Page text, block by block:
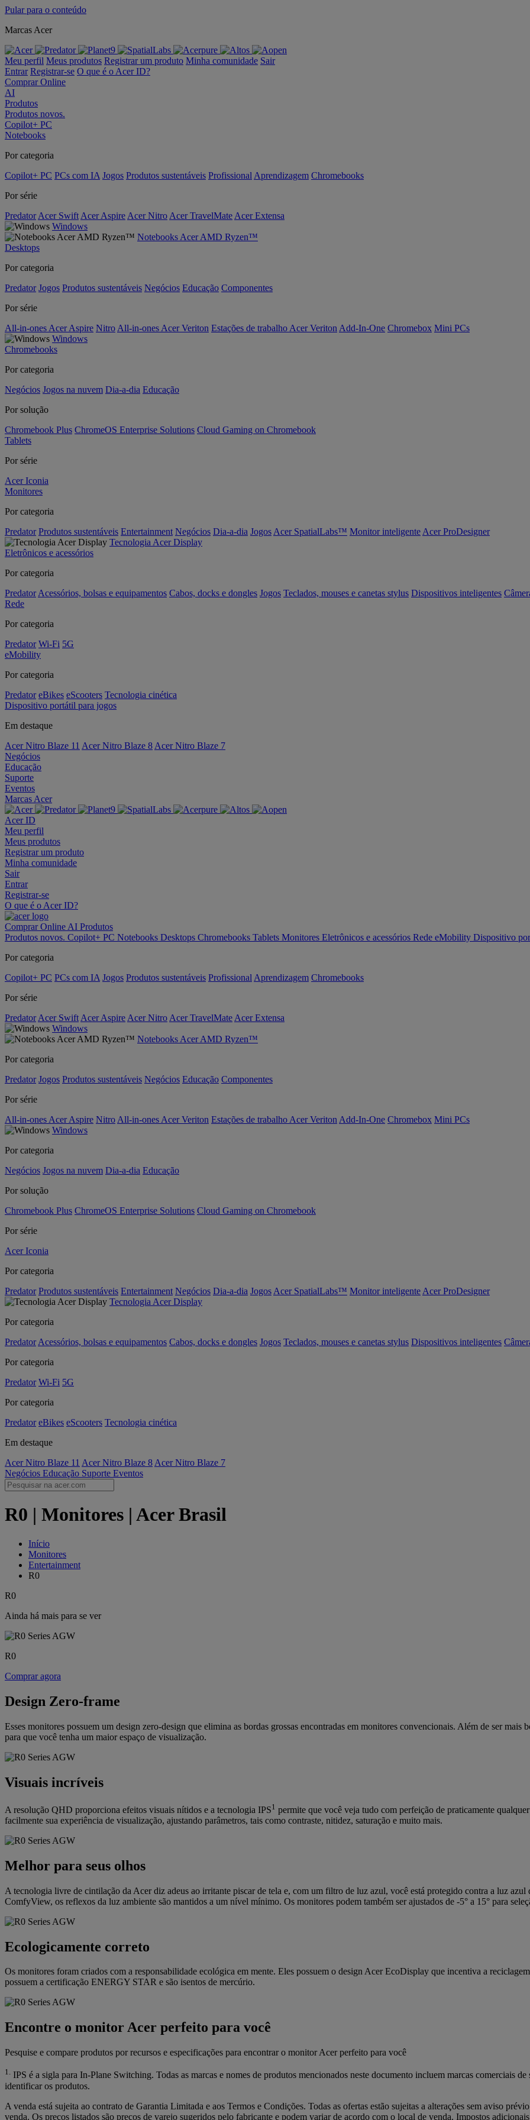
Pular para o conteúdo
Marcas Acer
Meu perfil Meus produtos Registrar um produto Minha comunidade Sair
Entrar Registrar-se O que é o Acer ID?
Comprar Online
AI
Produtos
Produtos novos.
Copilot+ PC
Notebooks
Por categoria
Copilot+ PC PCs com IA Jogos Produtos sustentáveis Profissional Aprendizagem Chromebooks
Por série
Predator Acer Swift Acer Aspire Acer Nitro Acer TravelMate Acer Extensa
Windows
Notebooks Acer AMD Ryzen™
Desktops
Por categoria
Predator Jogos Produtos sustentáveis Negócios Educação Componentes
Por série
All-in-ones Acer Aspire Nitro All-in-ones Acer Veriton Estações de trabalho Acer Veriton Add-In-One Chromebox Mini PCs
Windows
Chromebooks
Por categoria
Negócios Jogos na nuvem Dia-a-dia Educação
Por solução
Chromebook Plus ChromeOS Enterprise Solutions Cloud Gaming on Chromebook
Tablets
Por série
Acer Iconia
Monitores
Por categoria
Predator Produtos sustentáveis Entertainment Negócios Dia-a-dia Jogos Acer SpatialLabs™ Monitor inteligente Acer ProDesigner
Tecnologia Acer Display
Eletrônicos e acessórios
Por categoria
Predator Acessórios, bolsas e equipamentos Cabos, docks e dongles Jogos Teclados, mouses e canetas stylus Dispositivos inteligentes
Rede
Por categoria
Predator Wi-Fi 5G
eMobility
Por categoria
Predator eBikes eScooters Tecnologia cinética
Dispositivo portátil para jogos
Em destaque
Acer Nitro Blaze 11 Acer Nitro Blaze 8 Acer Nitro Blaze 7
Negócios
Educação
Suporte
Eventos
Marcas Acer
Acer ID
Meu perfil
Meus produtos
Registrar um produto
Minha comunidade
Sair
Entrar
Registrar-se
O que é o Acer ID?
Comprar Online AI Produtos
Produtos novos. Copilot+ PC Notebooks Desktops Chromebooks Tablets Monitores Eletrônicos e acessórios Rede eMobility Dispositivo
Por categoria
Copilot+ PC PCs com IA Jogos Produtos sustentáveis Profissional Aprendizagem Chromebooks
Por série
Predator Acer Swift Acer Aspire Acer Nitro Acer TravelMate Acer Extensa
Windows
Notebooks Acer AMD Ryzen™
Por categoria
Predator Jogos Produtos sustentáveis Negócios Educação Componentes
Por série
All-in-ones Acer Aspire Nitro All-in-ones Acer Veriton Estações de trabalho Acer Veriton Add-In-One Chromebox Mini PCs
Windows
Por categoria
Negócios Jogos na nuvem Dia-a-dia Educação
Por solução
Chromebook Plus ChromeOS Enterprise Solutions Cloud Gaming on Chromebook
Por série
Acer Iconia
Por categoria
Predator Produtos sustentáveis Entertainment Negócios Dia-a-dia Jogos Acer SpatialLabs™ Monitor inteligente Acer ProDesigner
Tecnologia Acer Display
Por categoria
Predator Acessórios, bolsas e equipamentos Cabos, docks e dongles Jogos Teclados, mouses e canetas stylus Dispositivos inteligentes
Por categoria
Predator Wi-Fi 5G
Por categoria
Predator eBikes eScooters Tecnologia cinética
Em destaque
Acer Nitro Blaze 11 Acer Nitro Blaze 8 Acer Nitro Blaze 7
Negócios Educação Suporte Eventos
R0 | Monitores | Acer Brasil
Início
Monitores
Entertainment
R0
R0
Ainda há mais para se ver
R0
Comprar agora
Design Zero-frame
Esses monitores possuem um design zero-design que elimina as bordas grossas encontradas em monitores convencionais. Além de ser
para que você tenha um maior espaço de visualização.
Visuais incríveis
A resolução QHD proporciona efeitos visuais nítidos e a tecnologia IPS1 permite que você veja tudo com perfeição de praticamente
facilmente sua experiência de visualização, ajustando parâmetros, tais como contraste, nitidez, saturação e muito mais.
Melhor para seus olhos
A tecnologia livre de cintilação da Acer diz adeus ao irritante piscar de tela e, com um filtro de luz azul, você está protegido contra a luz
ComfyView, os reflexos da luz ambiente são mantidos a um nível mínimo. Os monitores podem também ser ajustados de -5° a 15° para
Ecologicamente correto
Os monitores foram criados com a responsabilidade ecológica em mente. Eles possuem o design Acer EcoDisplay que incentiva a
possuem a certificação ENERGY STAR e são isentos de mercúrio.
Encontre o monitor Acer perfeito para você
Pesquise e compare produtos por recursos e especificações para encontrar o monitor Acer perfeito para você
1. IPS é a sigla para In-Plane Switching. Todas as marcas e nomes de produtos mencionados neste documento incluem marcas comerciais
identificar os produtos.
A venda está sujeita ao contrato de Garantia Limitada e aos Termos e Condições. Todas as ofertas estão sujeitas a alterações sem aviso
venda. Os preços listados são preços de varejo sugeridos pelo fabricante e podem variar de acordo com o local de venda. Impostos